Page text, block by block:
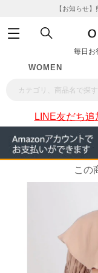
【お知らせ
毎日お
WOMEN
LINE友だち追
この